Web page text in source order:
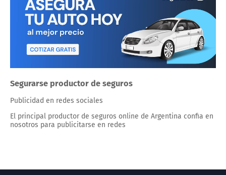
Segurarse productor de seguros
Publicidad en redes sociales
El principal productor de seguros online de Argentina confia en
nosotros para publicitarse en redes